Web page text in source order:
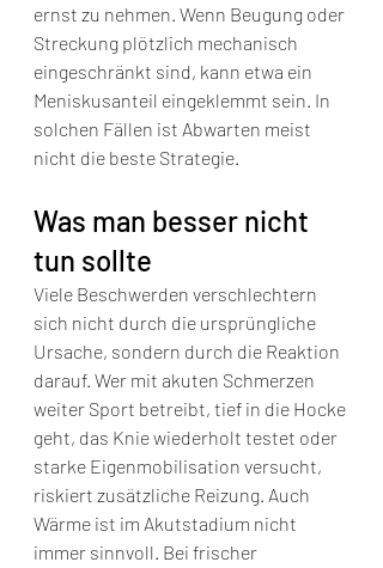
ernst zu nehmen. Wenn Beugung oder
Streckung plötzlich mechanisch
eingeschränkt sind, kann etwa ein
Meniskusanteil eingeklemmt sein. In
solchen Fällen ist Abwarten meist
nicht die beste Strategie.
Was man besser nicht
tun sollte
Viele Beschwerden verschlechtern
sich nicht durch die ursprüngliche
Ursache, sondern durch die Reaktion
darauf. Wer mit akuten Schmerzen
weiter Sport betreibt, tief in die Hocke
geht, das Knie wiederholt testet oder
starke Eigenmobilisation versucht,
riskiert zusätzliche Reizung. Auch
Wärme ist im Akutstadium nicht
immer sinnvoll. Bei frischer